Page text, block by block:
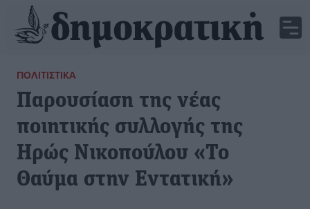
ΠΟΛΙΤΙΣΤΙΚΆ
Παρουσίαση της νέας
ποιητικής συλλογής της
Ηρώς Νικοπούλου «Το
Θαύμα στην Εντατική»